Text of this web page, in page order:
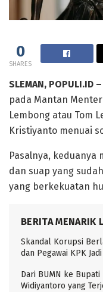
0
SHARES
SLEMAN, POPULI.ID –
pada Mantan
Lembong atau Tom
Kristiyanto menuai
Pasalnya, keduanya
dan suap yang
yang berkekuatan
BERITA MENARIK
Skandal Korupsi
dan Pegawai KPK
Dari BUMN ke
Widiyantoro yang